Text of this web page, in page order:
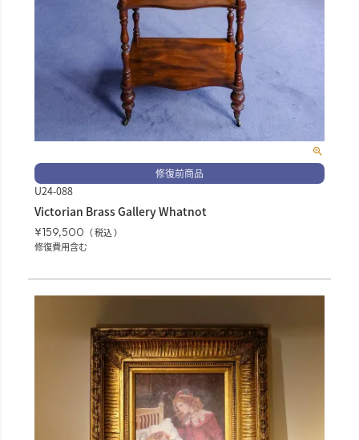
修復前商品
U24-088
Victorian Brass Gallery Whatnot
¥159,500
税込
修復費用含む